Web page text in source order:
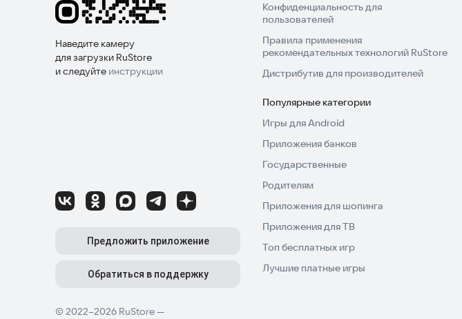
Наведите камеру
для загрузки RuStore
и следуйте инструкции
© 2022–2026 RuStore —
Предложить приложение
Обратиться в поддержку
Конфиденциальность для
пользователей
Правила применения
рекомендательных технологий RuStore
Дистрибутив для производителей
Популярные категории
Игры для Android
Приложения банков
Государственные
Родителям
Приложения для шопинга
Приложения для ТВ
Топ бесплатных игр
Лучшие платные игры